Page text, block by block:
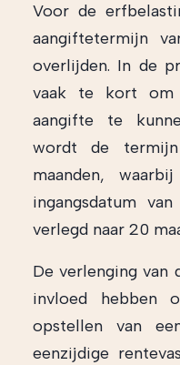
Voor de
aangiftetermijn
overlijden. In de
vaak te kort om
aangifte te
wordt de
maanden,
ingangsdatum
verlegd naar 20
De verlenging van
invloed hebben
opstellen van
eenzijdige